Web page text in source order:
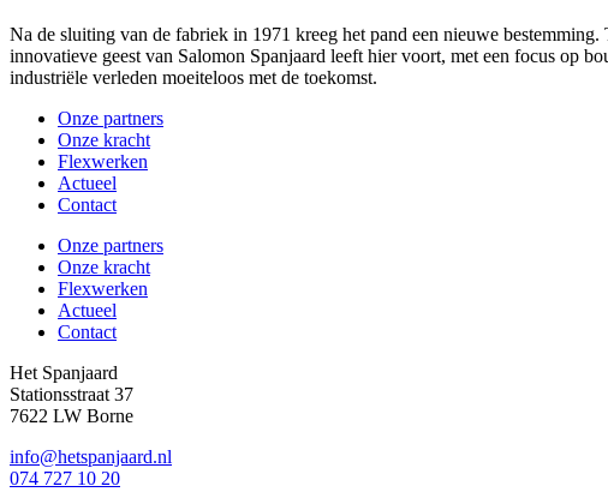
Na de sluiting van de fabriek in 1971 kreeg het pand een nieuwe
innovatieve geest van Salomon Spanjaard leeft hier voort, met een focus op
industriële verleden moeiteloos met de toekomst.
Onze partners
Onze kracht
Flexwerken
Actueel
Contact
Onze partners
Onze kracht
Flexwerken
Actueel
Contact
Het Spanjaard
Stationsstraat 37
7622 LW Borne
info@hetspanjaard.nl
074 727 10 20